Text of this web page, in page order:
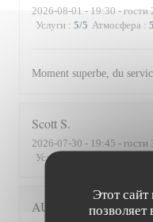
Этот сайт
позволяет
2026-08-01 - 19:30 - гости
Услуги : 5/5 Атмосфера : 5
Moment superbe, du
Scott S
2026-07-30 - 19:45 - гости
Услуги
AUDE